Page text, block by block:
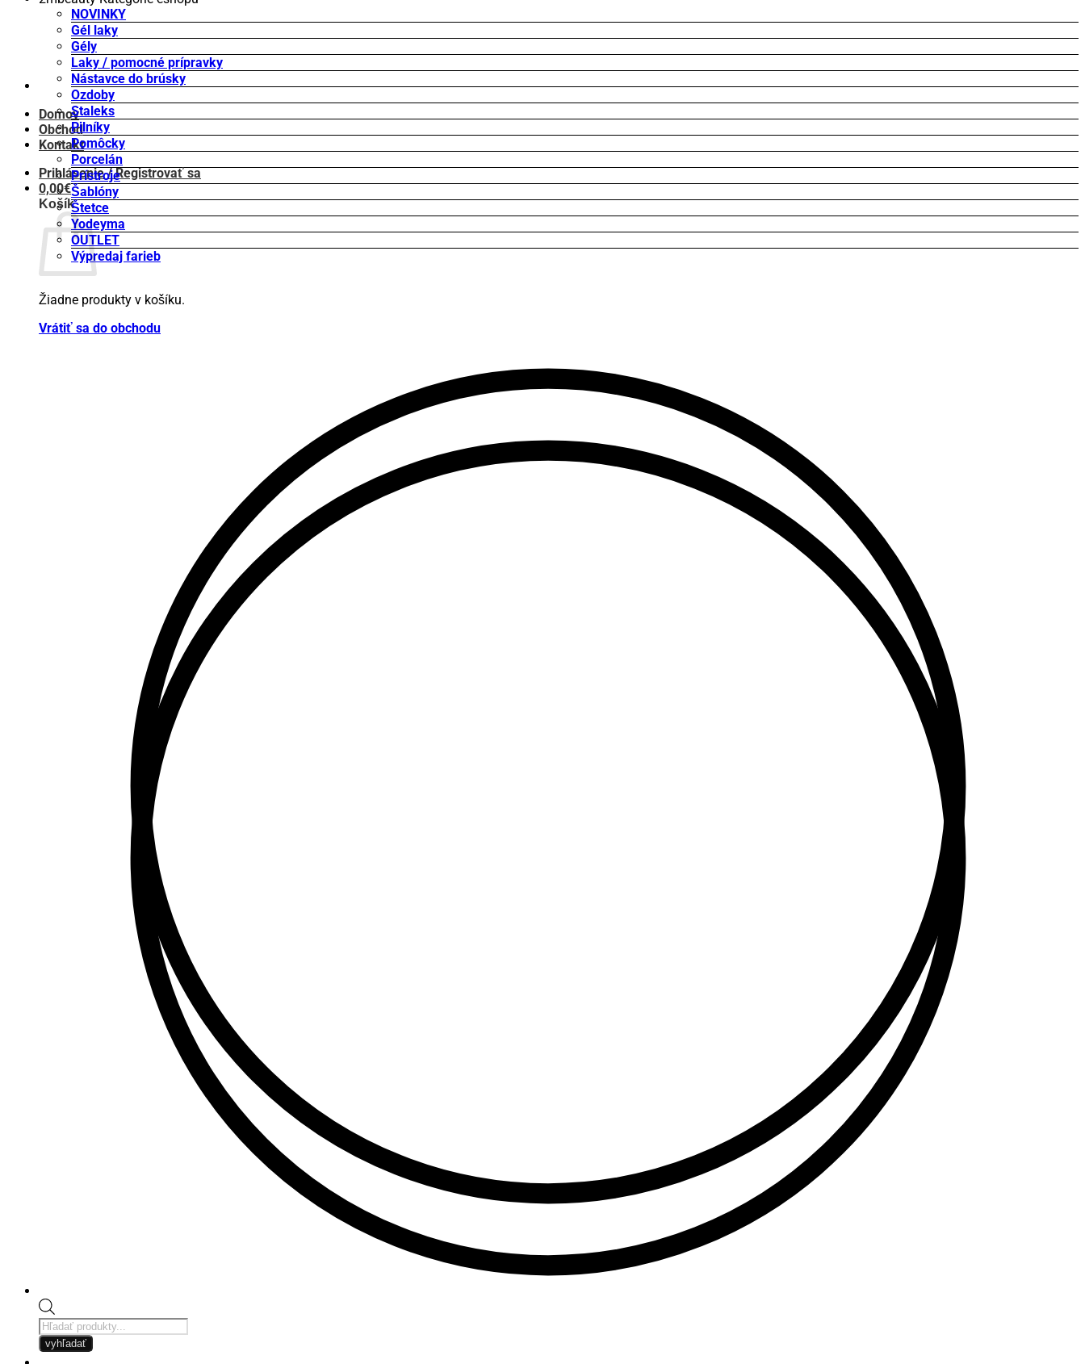
Domov
Obchod
Kontakt
Prihlásenie / Registrovať sa
0,00€
Košík
Žiadne produkty v košíku.
Vrátiť sa do obchodu
NOVINKY
Gél laky
Gély
Laky / pomocné prípravky
Nástavce do brúsky
Ozdoby
Staleks
Pilníky
Pomôcky
Porcelán
Prístroje
Šablóny
Štetce
Yodeyma
OUTLET
Výpredaj farieb
Products
search
vyhľadať